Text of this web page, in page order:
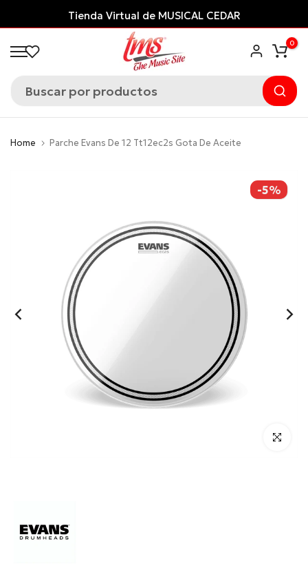
al
contenido
Tienda Virtual de MUSICAL CEDAR
0
Home Parche Evans De 12 Tt12ec2s Gota De Aceite
-5%
Click para